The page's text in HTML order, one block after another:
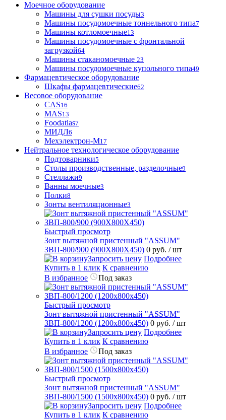
Моечное оборудование
Машины для сушки посуды3
Машины посудомоечные тоннельного типа7
Машины котломоечные13
Машины посудомоечные с фронтальной
загрузкой64
Машины стаканомоечные 23
Машины посудомоечные купольного типа49
Фармацевтическое оборудование
Шкафы фармацевтические62
Весовое оборудование
CAS16
MAS13
Foodatlas7
МИДЛ6
Мехэлектрон-М17
Нейтральное технологическое оборудование
Подтоварники5
Столы производственные, разделочные9
Стеллажи9
Ванны моечные3
Полки8
Зонты вентиляционные3
Быстрый просмотр
Зонт вытяжной пристенный "ASSUM"
ЗВП-800/900 (900Х800Х450) 0 руб. / шт
Запросить цену Подробнее
Купить в 1 клик К сравнению
В избранное
Под заказ
Быстрый просмотр
Зонт вытяжной пристенный "ASSUM"
ЗВП-800/1200 (1200х800х450) 0 руб. / шт
Запросить цену Подробнее
Купить в 1 клик К сравнению
В избранное
Под заказ
Быстрый просмотр
Зонт вытяжной пристенный "ASSUM"
ЗВП-800/1500 (1500х800х450) 0 руб. / шт
Запросить цену Подробнее
Купить в 1 клик К сравнению